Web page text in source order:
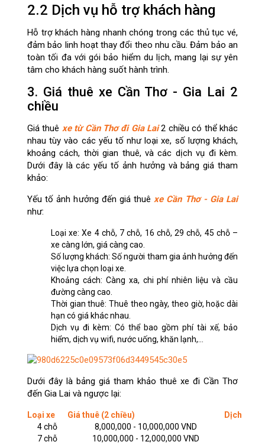
2.2 Dịch vụ hỗ trợ khách hàng
Hỗ trợ khách hàng nhanh chóng trong các thủ tục vé,
đảm bảo linh hoạt thay đổi theo nhu cầu. Đảm bảo an
toàn tối đa với gói bảo hiểm du lịch, mang lại sự yên
tâm cho khách hàng suốt hành trình.
3. Giá thuê xe Cần Thơ - Gia Lai 2
chiều
Giá thuê xe từ Cần Thơ đi Gia Lai2 chiều có thể khác
nhau tùy vào các yếu tố như loại xe, số lượng khách,
khoảng cách, thời gian thuê, và các dịch vụ đi kèm.
Dưới đây là các yếu tố ảnh hưởng và bảng giá tham
khảo:
Yếu tố ảnh hưởng đến giá thuê xe Cần Thơ - Gia Lai
như:
Loại xe: Xe 4 chỗ, 7 chỗ, 16 chỗ, 29 chỗ, 45 chỗ –
xe càng lớn, giá càng cao.
Số lượng khách: Số người tham gia ảnh hưởng đến
việc lựa chọn loại xe.
Khoảng cách: Càng xa, chi phí nhiên liệu và cầu
đường càng cao.
Thời gian thuê: Thuê theo ngày, theo giờ, hoặc dài
hạn có giá khác nhau.
Dịch vụ đi kèm: Có thể bao gồm phí tài xế, bảo
hiểm, dịch vụ wifi, nước uống, khăn lạnh,...
Dưới đây là bảng giá tham khảo thuê xe đi Cần Thơ
đến Gia Lai và ngược lại:
Loại xe Giá thuê (2 chiều)
Dịch vụ đi
4 chỗ
8,000,000 - 10,000,000 VND
7 chỗ
10,000,000 - 12,000,000 VND